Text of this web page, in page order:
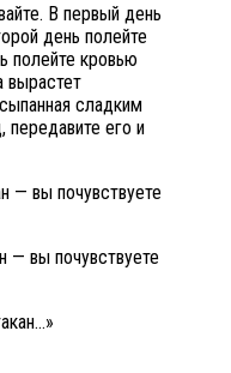
В первый день
день полейте
полейте кровью
вырастет
сладким
передавите его и
— вы почувствуете
— вы почувствуете